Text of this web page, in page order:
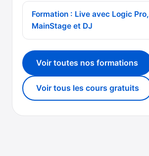
Formation : Live avec Logic Pro,
MainStage et DJ
Voir toutes nos formations
Voir tous les cours gratuits